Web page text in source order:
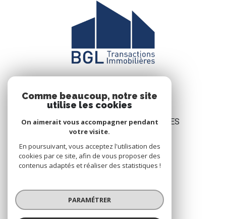
BGL TRANSACTIONS IMMOBILIÈRES
Résidence Le Grand Large,
bâtiment C
83980Le Lavandou
04 94 93 59 28
contact@bglimmo.com
Comme beaucoup, notre site
utilise les cookies
On aimerait vous accompagner pendant
votre visite.
En poursuivant, vous acceptez l'utilisation des
cookies par ce site, afin de vous proposer des
contenus adaptés et réaliser des statistiques !
PARAMÉTRER